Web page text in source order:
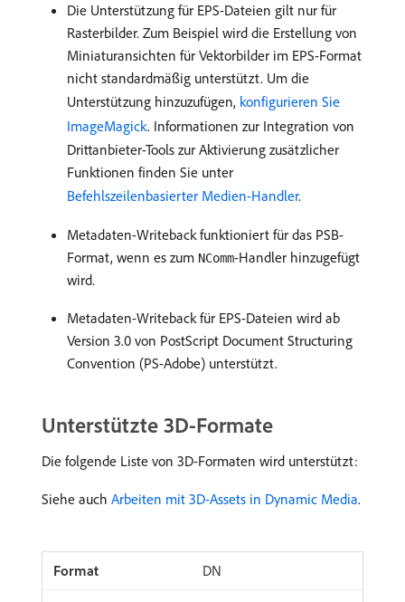
Die Unterstützung für EPS-Dateien gilt nur für
Rasterbilder. Zum Beispiel wird die Erstellung von
Miniaturansichten für Vektorbilder im EPS-Format
nicht standardmäßig unterstützt. Um die
Unterstützung hinzuzufügen, konfigurieren Sie
ImageMagick. Informationen zur Integration von
Drittanbieter-Tools zur Aktivierung zusätzlicher
Funktionen finden Sie unter
Befehlszeilenbasierter Medien-Handler.
Metadaten-Writeback funktioniert für das PSB-
Format, wenn es zum NComm-Handler hinzugefügt
wird.
Metadaten-Writeback für EPS-Dateien wird ab
Version 3.0 von PostScript Document Structuring
Convention (PS-Adobe) unterstützt.
Unterstützte 3D-Formate
Die folgende Liste von 3D-Formaten wird unterstützt:
Siehe auch Arbeiten mit 3D-Assets in Dynamic Media.
DN